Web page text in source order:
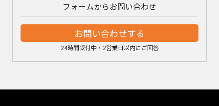
フォームからお問い合わせ
お問い合わせする
24時間受付中・2営業日以内にご回答